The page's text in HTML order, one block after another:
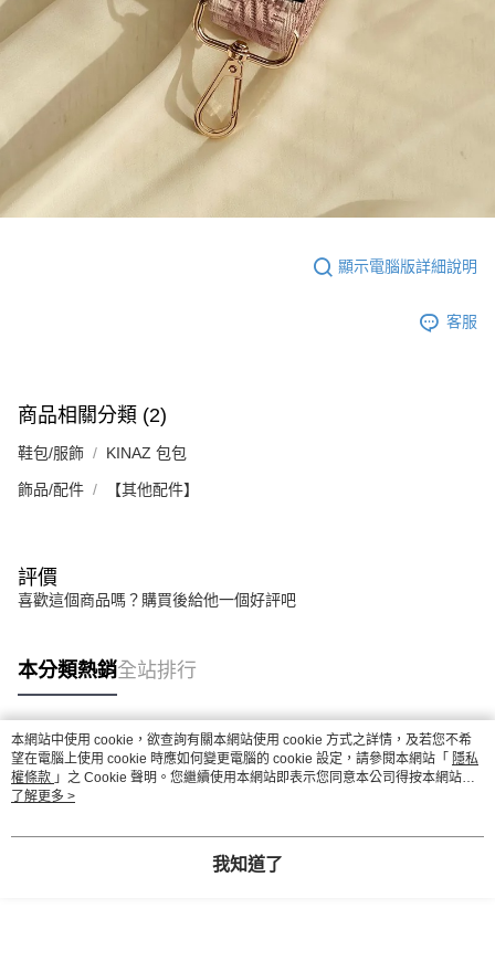
顯示電腦版詳細說明
客服
商品相關分類 (2)
鞋包/服飾 KINAZ 包包
飾品/配件 【其他配件】
評價
喜歡這個商品嗎？購買後給他一個好評吧
本分類熱銷全站排行
熱門標籤
本網站中使用 cookie，欲查詢有關本網站使用 cookie 方式之詳情，及若您不希
望在電腦上使用 cookie 時應如何變更電腦的 cookie 設定，請參閱本網站「 隱私
權條款 」之 Cookie 聲明。您繼續使用本網站即表示您同意本公司得按本網站使
用條款之 Cookie 聲明使用 cookie。
了解更多 >
我知道了